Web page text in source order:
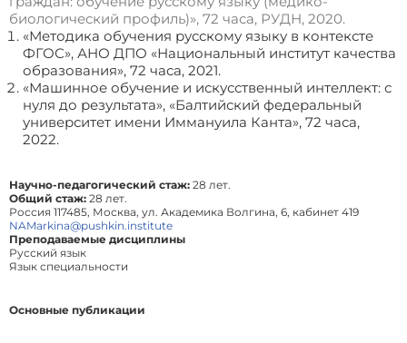
биологический профиль)», 72 часа, РУДН, 2020.
«Методика обучения русскому языку в контексте
ФГОС», АНО ДПО «Национальный институт качества
образования», 72 часа, 2021.
«Машинное обучение и искусственный интеллект: с
нуля до результата», «Балтийский федеральный
университет имени Иммануила Канта», 72 часа,
2022.
Научно-педагогический стаж: 28 лет.
Общий стаж: 28 лет.
Россия 117485, Москва, ул. Академика Волгина, 6, кабинет 419
NAMarkina@pushkin.institute
Преподаваемые дисциплины
Русский язык
Язык специальности
Основные публикации